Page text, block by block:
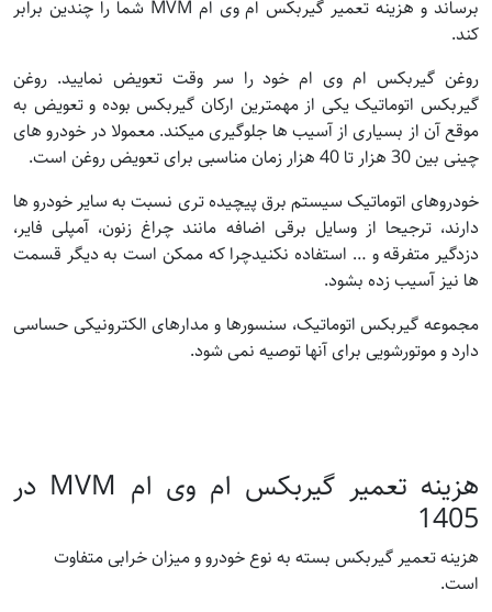
برساند و هزینه تعمیر گیربکس ام وی ام MVM شما را چندین برابر
کند.
روغن گیربکس ام وی ام خود را سر وقت تعویض نمایید. روغن
گیربکس اتوماتیک یکی از مهمترین ارکان گیربکس بوده و تعویض به
موقع آن از بسیاری از آسیب ها جلوگیری میکند. معمولا در خودرو های
چینی بین 30 هزار تا 40 هزار زمان مناسبی برای تعویض روغن است.
خودروهای اتوماتیک سیستم برق پیچیده‌ تری نسبت به سایر خودرو ها
دارند، ترجیحا از وسایل برقی اضافه مانند چراغ زنون، آمپلی فایر،
دزدگیر متفرقه و … استفاده نکنیدچرا که ممکن است به دیگر قسمت
ها نیز آسیب زده بشود.
مجموعه گیربکس اتوماتیک، سنسورها و مدارهای الکترونیکی حساسی
دارد و موتورشویی برای آنها توصیه نمی شود.
هزینه تعمیر گیربکس ام وی ام MVM در
1405
هزینه تعمیر گیربکس بسته به نوع خودرو و میزان خرابی متفاوت
است.